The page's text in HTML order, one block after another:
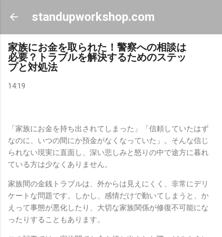
スキップしてメイン コンテンツに移動
standupworkshop.com
家族にお金を取られた！警察への相談は
必要？トラブルを解決するためのステッ
プと対処法
14:19
「家族にお金を持ち出されてしまった」「信頼していたはず
なのに、いつの間にか預金がなくなっていた」。そんな信じ
られない現実に直面し、深い悲しみと怒りの中で途方に暮れ
ている方は少なくありません。
家族間の金銭トラブルは、外からは見えにくく、非常にデリ
ケートな問題です。しかし、感情だけで動いてしまうと、か
えって事態が悪化したり、大切な家族関係が修復不可能にな
ったりすることもあります。